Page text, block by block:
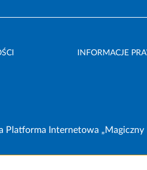
INFORMACJE
Platforma Internetowa „Magiczny